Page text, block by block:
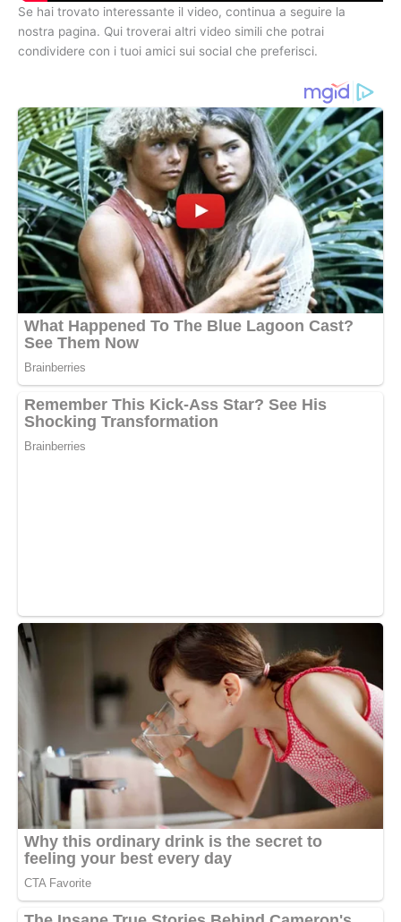
Se hai trovato interessante il video, continua a seguire la
nostra pagina. Qui troverai altri video simili che potrai
condividere con i tuoi amici sui social che preferisci.